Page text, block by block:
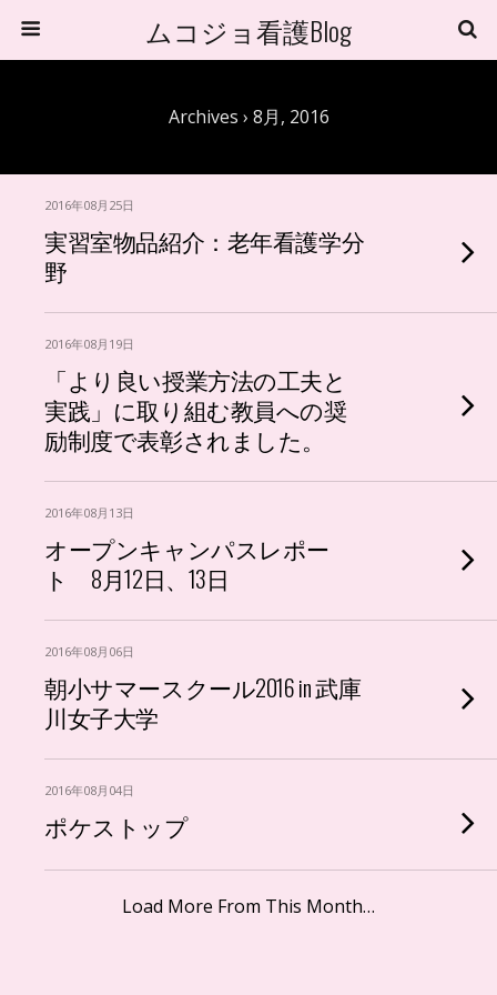
ムコジョ看護Blog
Archives › 8月, 2016
2016年08月25日
実習室物品紹介：老年看護学分
野
2016年08月19日
「より良い授業方法の工夫と
実践」に取り組む教員への奨
励制度で表彰されました。
2016年08月13日
オープンキャンパスレポー
ト 8月12日、13日
2016年08月06日
朝小サマースクール2016 in 武庫
川女子大学
2016年08月04日
ポケストップ
Load More From This Month…